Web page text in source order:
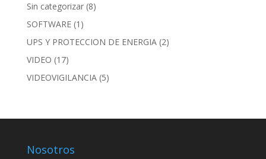
Sin categorizar (8)
SOFTWARE (1)
UPS Y PROTECCION DE ENERGIA (2)
VIDEO (17)
VIDEOVIGILANCIA (5)
Nosotros